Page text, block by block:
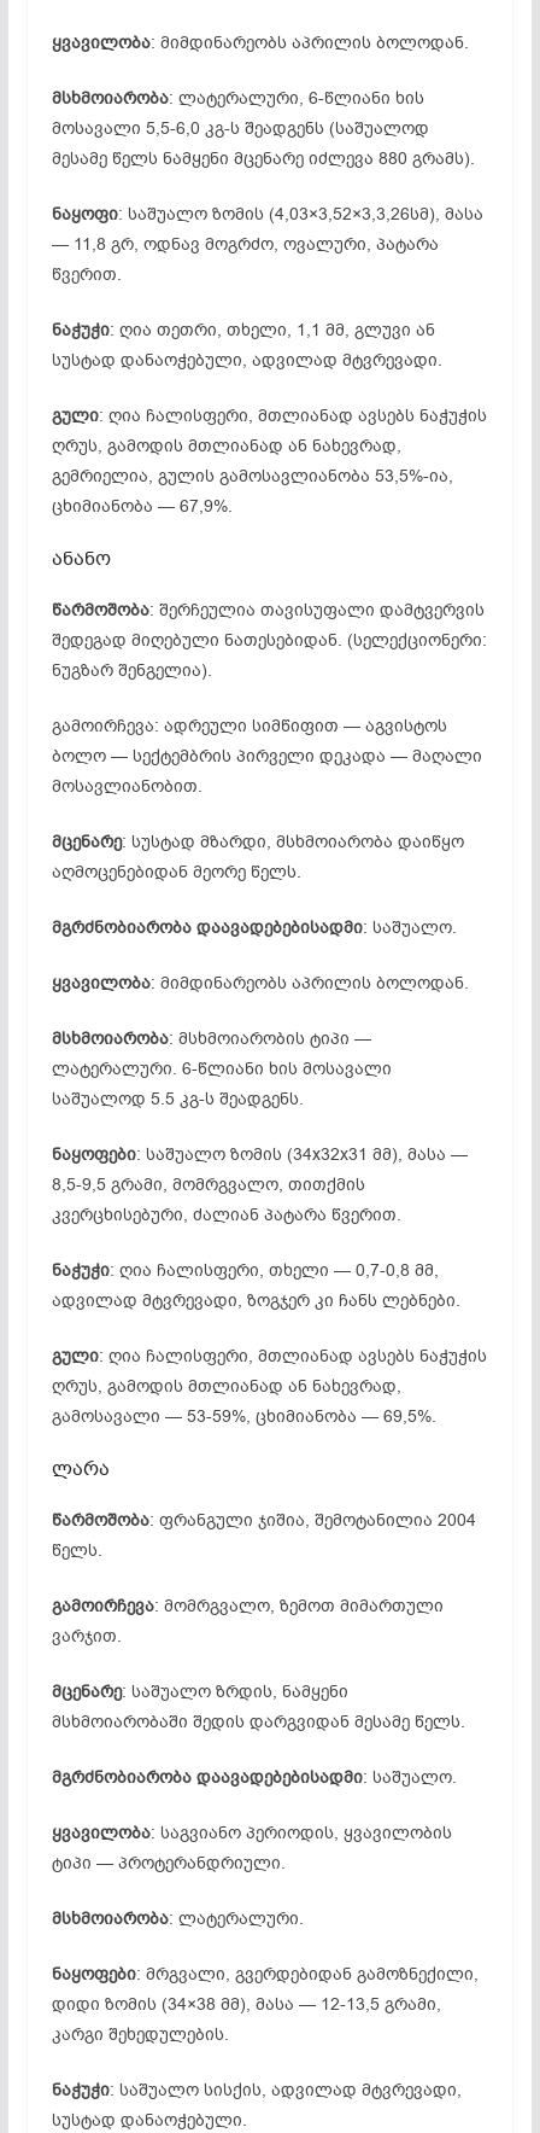
ყვავილობა: მიმდინარეობს აპრილის ბოლოდან.
მსხმოიარობა: ლატერალური, 6-წლიანი ხის
მოსავალი 5,5-6,0 კგ-ს შეადგენს (საშუალოდ
მესამე წელს ნამყენი მცენარე იძლევა 880 გრამს).
ნაყოფი: საშუალო ზომის (4,03×3,52×3,3,26სმ), მასა
— 11,8 გრ, ოდნავ მოგრძო, ოვალური, პატარა
წვერით.
ნაჭუჭი: ღია თეთრი, თხელი, 1,1 მმ, გლუვი ან
სუსტად დანაოჭებული, ადვილად მტვრევადი.
გული: ღია ჩალისფერი, მთლიანად ავსებს ნაჭუჭის
ღრუს, გამოდის მთლიანად ან ნახევრად,
გემრიელია, გულის გამოსავლიანობა 53,5%-ია,
ცხიმიანობა — 67,9%.
ანანო
წარმოშობა: შერჩეულია თავისუფალი დამტვერვის
შედეგად მიღებული ნათესებიდან. (სელექციონერი:
ნუგზარ შენგელია).
გამოირჩევა: ადრეული სიმწიფით — აგვისტოს
ბოლო — სექტემბრის პირველი დეკადა — მაღალი
მოსავლიანობით.
მცენარე: სუსტად მზარდი, მსხმოიარობა დაიწყო
აღმოცენებიდან მეორე წელს.
მგრძნობიარობა დაავადებებისადმი: საშუალო.
ყვავილობა: მიმდინარეობს აპრილის ბოლოდან.
მსხმოიარობა: მსხმოიარობის ტიპი —
ლატერალური. 6-წლიანი ხის მოსავალი
საშუალოდ 5.5 კგ-ს შეადგენს.
ნაყოფები: საშუალო ზომის (34x32x31 მმ), მასა —
8,5-9,5 გრამი, მომრგვალო, თითქმის
კვერცხისებური, ძალიან პატარა წვერით.
ნაჭუჭი: ღია ჩალისფერი, თხელი — 0,7-0,8 მმ,
ადვილად მტვრევადი, ზოგჯერ კი ჩანს ლებნები.
გული: ღია ჩალისფერი, მთლიანად ავსებს ნაჭუჭის
ღრუს, გამოდის მთლიანად ან ნახევრად,
გამოსავალი — 53-59%, ცხიმიანობა — 69,5%.
ლარა
წარმოშობა: ფრანგული ჯიშია, შემოტანილია 2004
წელს.
გამოირჩევა: მომრგვალო, ზემოთ მიმართული
ვარჯით.
მცენარე: საშუალო ზრდის, ნამყენი
მსხმოიარობაში შედის დარგვიდან მესამე წელს.
მგრძნობიარობა დაავადებებისადმი: საშუალო.
ყვავილობა: საგვიანო პერიოდის, ყვავილობის
ტიპი — პროტერანდრიული.
მსხმოიარობა: ლატერალური.
ნაყოფები: მრგვალი, გვერდებიდან გამოზნექილი,
დიდი ზომის (34×38 მმ), მასა — 12-13,5 გრამი,
კარგი შეხედულების.
ნაჭუჭი: საშუალო სისქის, ადვილად მტვრევადი,
სუსტად დანაოჭებული.